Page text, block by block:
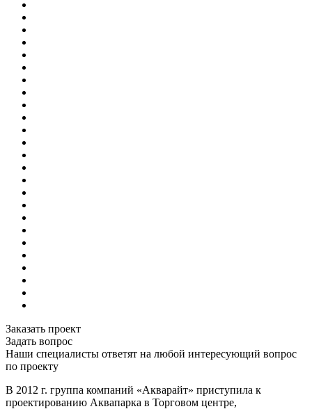
Заказать проект
Задать вопрос
Наши специалисты ответят на любой интересующий вопрос
по проекту
В 2012 г. группа компаний «Акварайт» приступила к
проектированию Аквапарка в Торговом центре,